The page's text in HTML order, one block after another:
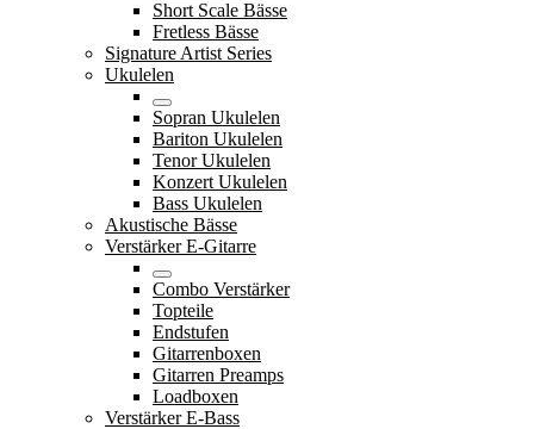
Short Scale Bässe
Fretless Bässe
Signature Artist Series
Ukulelen
Sopran Ukulelen
Bariton Ukulelen
Tenor Ukulelen
Konzert Ukulelen
Bass Ukulelen
Akustische Bässe
Verstärker E-Gitarre
Combo Verstärker
Topteile
Endstufen
Gitarrenboxen
Gitarren Preamps
Loadboxen
Verstärker E-Bass